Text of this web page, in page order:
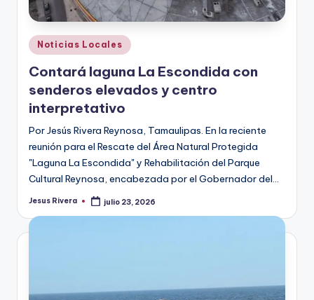
Publicado
en
Noticias Locales
Contará laguna La Escondida con
senderos elevados y centro
interpretativo
Por Jesús Rivera Reynosa, Tamaulipas. En la reciente
reunión para el Rescate del Área Natural Protegida
"Laguna La Escondida" y Rehabilitación del Parque
Cultural Reynosa, encabezada por el Gobernador del…
Publicado
Jesus Rivera julio 23, 2026